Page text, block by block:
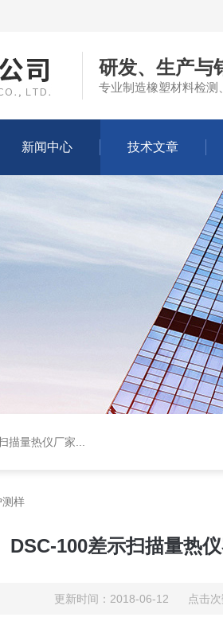
研发、生产与
专业制造橡塑材料检测
新闻中心 技术文章
描量热仪厂家
测样
DSC-100差示扫描量热
更新时间：2018-06-12 点击次